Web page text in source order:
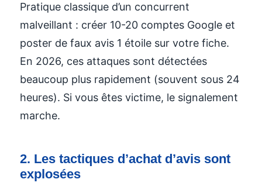
Pratique classique d’un concurrent
malveillant : créer 10-20 comptes Google et
poster de faux avis 1 étoile sur votre fiche.
En 2026, ces attaques sont détectées
beaucoup plus rapidement (souvent sous 24
heures). Si vous êtes victime, le signalement
marche.
2. Les tactiques d’achat d’avis sont
explosées